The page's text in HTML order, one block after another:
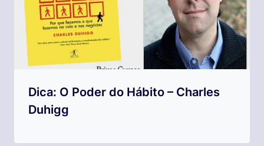
Dica: O Poder do Hábito – Charles
Duhigg